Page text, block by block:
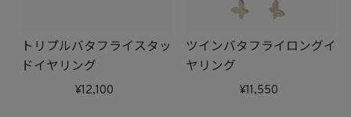
トリプルバタフライスタッ
ドイヤリング
12,100
ツインバタフライロングイ
ヤリング
11,550